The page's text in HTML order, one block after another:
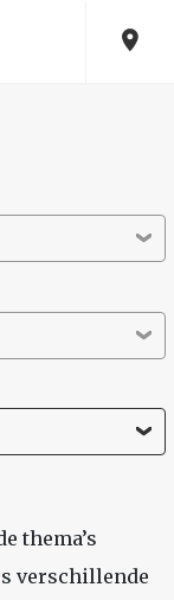
thema’s
verschillende